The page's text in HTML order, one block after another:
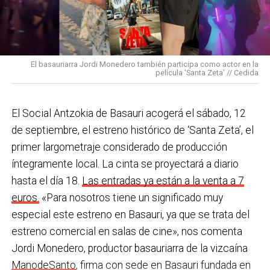
En Basauri ya venimos trabajando en esa dirección
con programas de envejecimiento activo, actividades
en los centros de personas mayores e iniciativas para
combatir la brecha digital. Además, este año se ha
y, a principios del año que viene, se comenzarán a
prestar los servicios de atención diurna y viviendas
comunitarias.
En las últimas semanas la actualidad municipal ha
estado marcada por las investigaciones sobre
presuntas irregularidades urbanísticas . ¿Cómo
está afrontando el equipo de gobierno esta
situación y qué mensaje trasladarías a la
ciudadanía?Los hechos denunciados son graves y
bajo una temperatura de 44ºC, equipados con todos
los Equipos de Protección Individual (EPIS) y con las
pulseras de aviso de temperatura pitando al unísono,
una acción que los sindicatos tachan de negligente y
contraria al propio plan de emergencias de la
Sin soluciones reales
Ante la falta de soluciones en las reuniones del
comité, los representantes de los trabajadores
advirtieron a la dirección con elevar los hechos a la
Inspección de Trabajo. Aunque inicialmente
percibieron un amago de cambio de actitud, la parte
social lamenta que las medidas adoptadas ante las
nuevas alertas meteorológicas han sido meramente
«testimoniales, esporádicas y centradas en
El basauriarra Jordi Monedero también participa como actor en la
película 'Santa Zeta' // Cedida
El Social Antzokia de Basauri acogerá el sábado, 12
de septiembre, el estreno histórico de ‘Santa Zeta’, el
primer largometraje considerado de producción
íntegramente local. La cinta se proyectará a diario
hasta el día 18. Las entradas ya están a la venta a 7
euros. «Para nosotros tiene un significado muy
especial este estreno en Basauri, ya que se trata del
estreno comercial en salas de cine», nos comenta
Jordi Monedero, productor basauriarra de la vizcaína
ManodeSanto, firma con sede en Basauri fundada en